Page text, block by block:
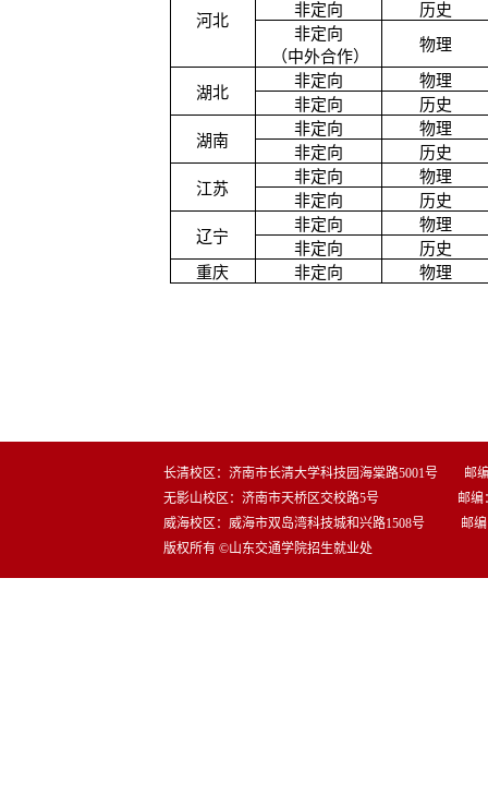
河北
非定向
历史
非定向
（中外合作）
物理
湖北
非定向
物理
非定向
历史
湖南
非定向
物理
非定向
历史
江苏
非定向
物理
非定向
历史
辽宁
非定向
物理
非定向
历史
重庆
非定向 物理
长清校区：济南市长清大学科技园海棠路5001号 邮编
无影山校区：济南市天桥区交校路5号 邮编：
威海校区：威海市双岛湾科技城和兴路1508号 邮编
版权所有 ©山东交通学院招生就业处